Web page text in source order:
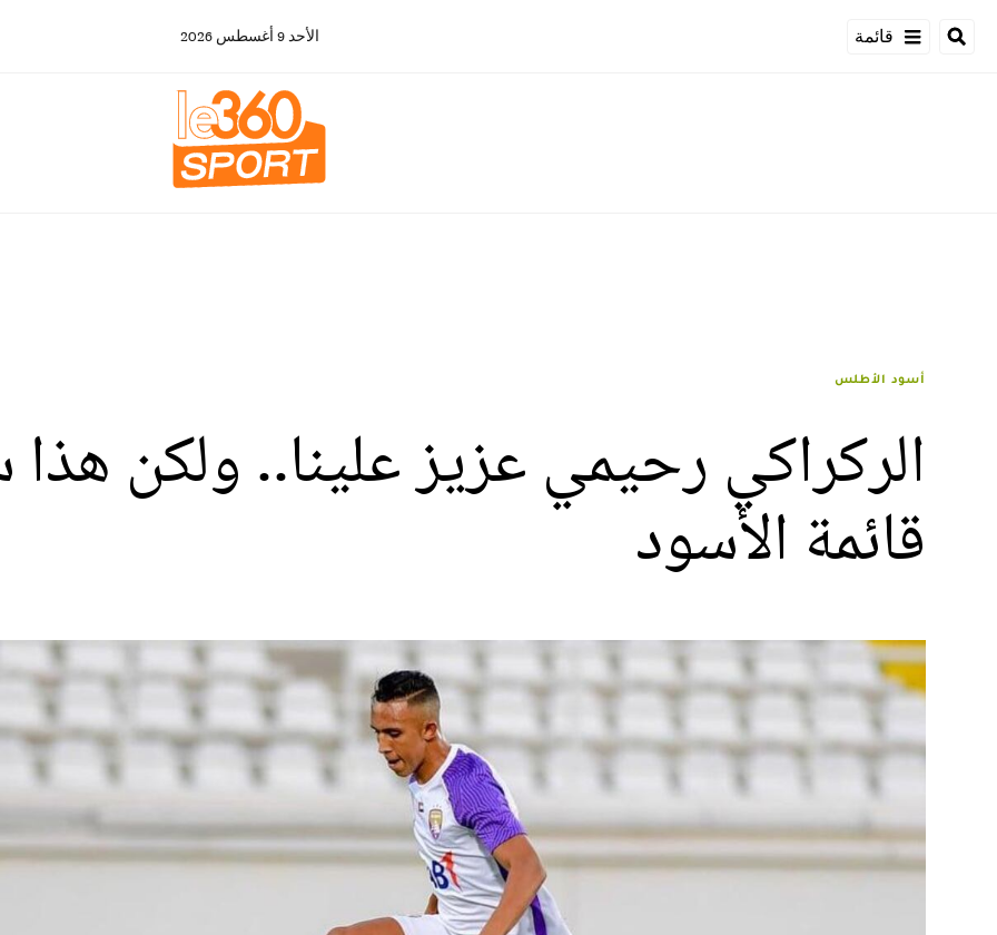
قائمة الأحد 9 أغسطس 2026
أسود الأطلس
الركراكي رحيمي عزيز علينا.. ولكن
قائمة الأسود